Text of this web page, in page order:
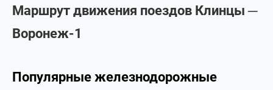
Маршрут движения поездов Клинцы ─
Воронеж-1
Популярные железнодорожные